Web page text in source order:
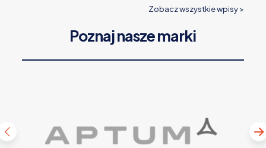
Zobacz wszystkie wpisy >
Poznaj nasze marki